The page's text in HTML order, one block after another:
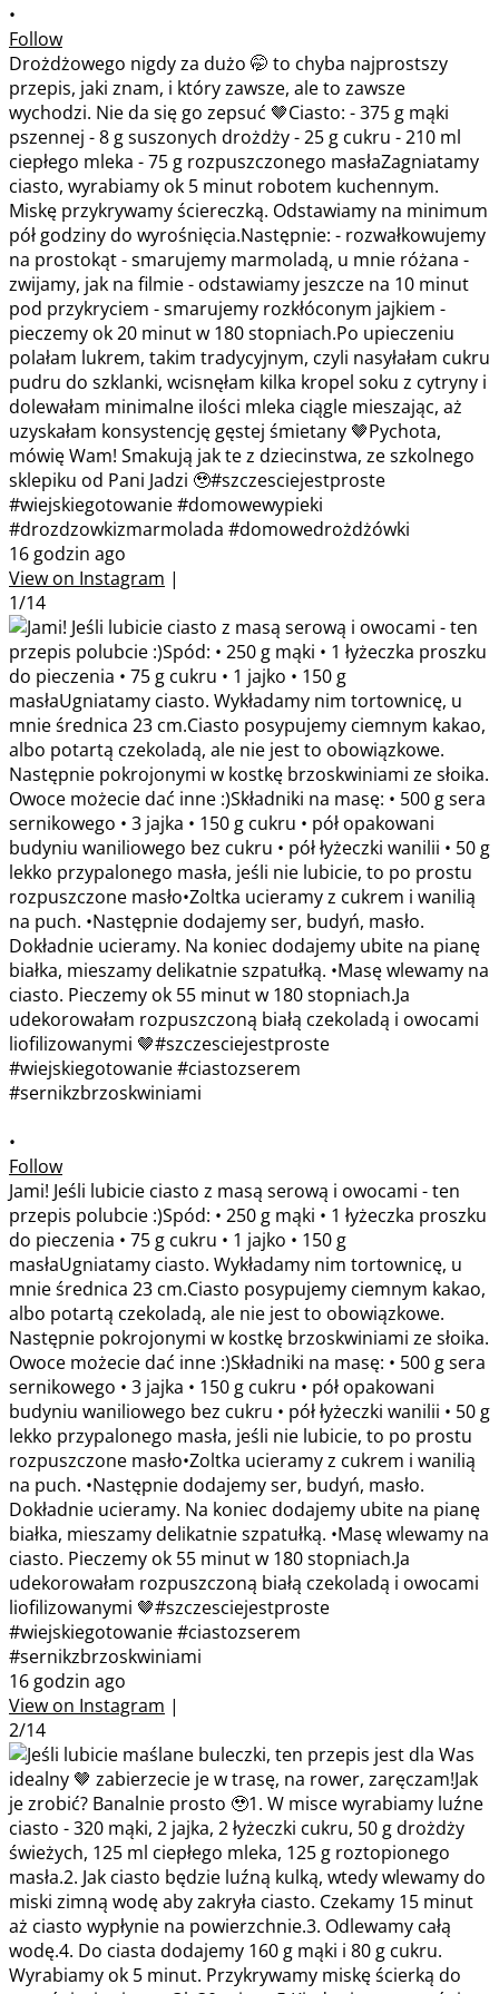
•
Follow
Drożdżowego nigdy za dużo 🤭 to chyba najprostszy
przepis, jaki znam, i który zawsze, ale to zawsze
wychodzi. Nie da się go zepsuć 🤎Ciasto: - 375 g mąki
pszennej - 8 g suszonych drożdży - 25 g cukru - 210 ml
ciepłego mleka - 75 g rozpuszczonego masłaZagniatamy
ciasto, wyrabiamy ok 5 minut robotem kuchennym.
Miskę przykrywamy ściereczką. Odstawiamy na minimum
pół godziny do wyrośnięcia.Następnie: - rozwałkowujemy
na prostokąt - smarujemy marmoladą, u mnie różana -
zwijamy, jak na filmie - odstawiamy jeszcze na 10 minut
pod przykryciem - smarujemy rozkłóconym jajkiem -
pieczemy ok 20 minut w 180 stopniach.Po upieczeniu
polałam lukrem, takim tradycyjnym, czyli nasyłałam cukru
pudru do szklanki, wcisnęłam kilka kropel soku z cytryny i
dolewałam minimalne ilości mleka ciągle mieszając, aż
uzyskałam konsystencję gęstej śmietany 🤎Pychota,
mówię Wam! Smakują jak te z dziecinstwa, ze szkolnego
sklepiku od Pani Jadzi 🥹#szczesciejestproste
#wiejskiegotowanie #domowewypieki
#drozdzowkizmarmolada #domowedrożdżówki
16 godzin ago
View on Instagram |
1/14
•
Follow
Jami! Jeśli lubicie ciasto z masą serową i owocami - ten
przepis polubcie :)Spód: • 250 g mąki • 1 łyżeczka proszku
do pieczenia • 75 g cukru • 1 jajko • 150 g
masłaUgniatamy ciasto. Wykładamy nim tortownicę, u
mnie średnica 23 cm.Ciasto posypujemy ciemnym kakao,
albo potartą czekoladą, ale nie jest to obowiązkowe.
Następnie pokrojonymi w kostkę brzoskwiniami ze słoika.
Owoce możecie dać inne :)Składniki na masę: • 500 g sera
sernikowego • 3 jajka • 150 g cukru • pół opakowani
budyniu waniliowego bez cukru • pół łyżeczki wanilii • 50 g
lekko przypalonego masła, jeśli nie lubicie, to po prostu
rozpuszczone masło•Zoltka ucieramy z cukrem i wanilią
na puch. •Następnie dodajemy ser, budyń, masło.
Dokładnie ucieramy. Na koniec dodajemy ubite na pianę
białka, mieszamy delikatnie szpatułką. •Masę wlewamy na
ciasto. Pieczemy ok 55 minut w 180 stopniach.Ja
udekorowałam rozpuszczoną białą czekoladą i owocami
liofilizowanymi 🤎#szczesciejestproste
#wiejskiegotowanie #ciastozserem
#sernikzbrzoskwiniami
16 godzin ago
View on Instagram |
2/14